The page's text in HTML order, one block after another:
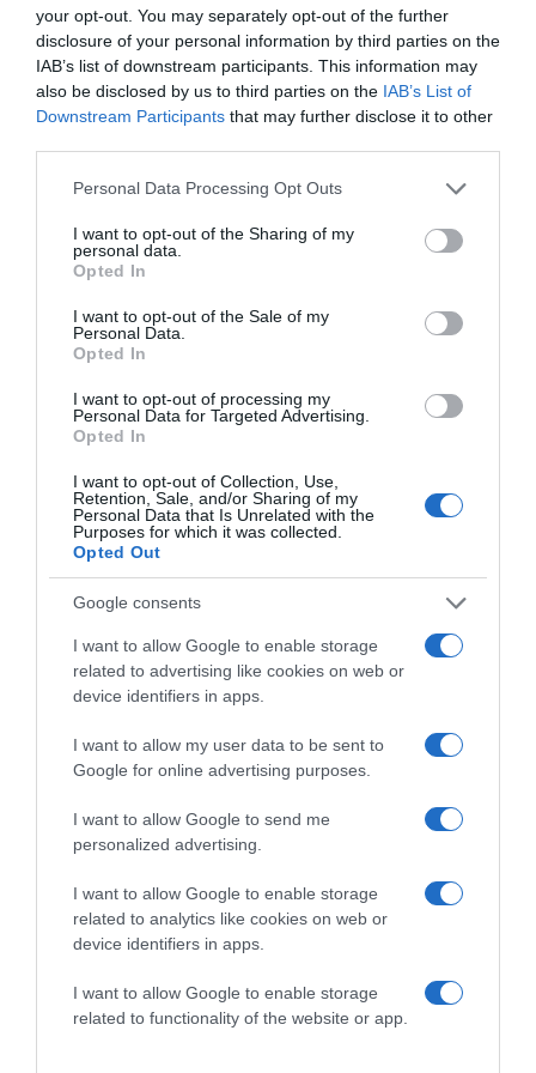
your opt-out. You may separately opt-out of the further
disclosure of your personal information by third parties on the
IAB’s list of downstream participants. This information may
also be disclosed by us to third parties on the IAB’s List of
Downstream Participants that may further disclose it to other
Please note that this website/app uses one or more Google
not limited to your visit or usage behaviour. You may click to
grant or deny consent to Google and its third-party tags to
use your data for below specified purposes in below Google
consent section.
Personal Data Processing Opt Outs
I want to opt-out of the Sharing of my
personal data.
Opted In
I want to opt-out of the Sale of my
Personal Data.
Opted In
I want to opt-out of processing my
Personal Data for Targeted Advertising.
Opted In
I want to opt-out of Collection, Use,
Retention, Sale, and/or Sharing of my
Personal Data that Is Unrelated with the
Purposes for which it was collected.
Opted Out
Google consents
I want to allow Google to enable storage
related to advertising like cookies on web or
device identifiers in apps.
I want to allow my user data to be sent to
Google for online advertising purposes.
I want to allow Google to send me
personalized advertising.
I want to allow Google to enable storage
related to analytics like cookies on web or
device identifiers in apps.
I want to allow Google to enable storage
related to functionality of the website or app.
ami folyamatos zsákutcába vezeti olvasóját, egy
pillanatig sem lankad benne a feszültség, sőt fejezetről
fejezetre fokozódik.
Az álmok megfejtése, a tudatos gondolkodás és irányítás,
eredményeznek.
John Marrs: A jó szamaritánus
Nagyon élvezetes a több szemszögből elmesélt történet,
az érzelmek kivetítése is változik. Ezáltal sokkal jobban
bele lehet látni a szereplők lelki világába, cselekedeteik
egymásba fonódása is nagyon izgalmas.
John Marrs egy olyan légkört teremt meg könyvében,
amiben minden kiszámíthatatlan és
szemfényvesztésnek tűnik, de pont emiatt tudja
mindvégig lekötni az olvasó figyelmét azzal a céllal, hogy
a könyv végén az igazi csattanó teljesen ledöbbentsen.
nagyon fontos témát boncolgat, ami nem más, mint az
öngyilkosság és a depresszió kérdése.
A könyv főszereplője Laura, aki egy segélyvonal egyik
oldalán, embereknek kellene segítsen lelki problémáik
során, de ő pont az ellenkezőjét teszi, a legnagyobb
mélységekbe tolja azokat az embereket, akik
kiszolgáltatottan utolsó elkeseredésükben segítségért
kiáltanak.
Laura egy ilyen beszélgetés során kerül kapcsolatba
Ryan-nel, akivel együtt egy olyan utat jár be ebben a
thrillerben, ami számtalan tragikus és drámai
eseményhez vezet.
cselekménynek, de a könyv olvasása során újabb
szereplők bonyolítják a cselekményt és ezáltal egyre